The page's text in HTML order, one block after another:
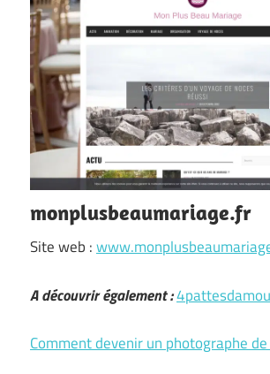
monplusbeaumariage.fr
Site web :
A découvrir également :
Comment devenir un photographe